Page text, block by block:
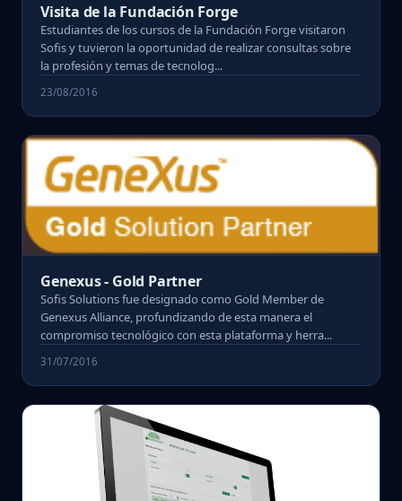
Visita de la Fundación Forge
Estudiantes de los cursos de la Fundación Forge visitaron
Sofis y tuvieron la oportunidad de realizar consultas sobre
la profesión y temas de tecnolog...
23/08/2016
Genexus - Gold Partner
Sofis Solutions fue designado como Gold Member de
Genexus Alliance, profundizando de esta manera el
compromiso tecnológico con esta plataforma y herra...
31/07/2016